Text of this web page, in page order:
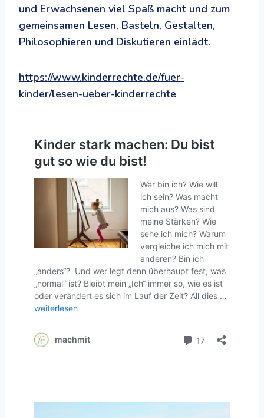
und Erwachsenen viel Spaß macht und zum
gemeinsamen Lesen, Basteln, Gestalten,
Philosophieren und Diskutieren einlädt.
https://www.kinderrechte.de/fuer-
kinder/lesen-ueber-kinderrechte